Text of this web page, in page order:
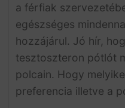
a férfiak
egészséges
hozzájárul. Jó hír,
tesztoszteron pótlót
polcain. Hogy
preferencia illetve a